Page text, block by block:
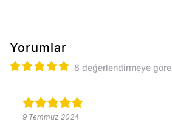
Yorumlar
8 değerlendirmeye göre
9 Temmuz 2024